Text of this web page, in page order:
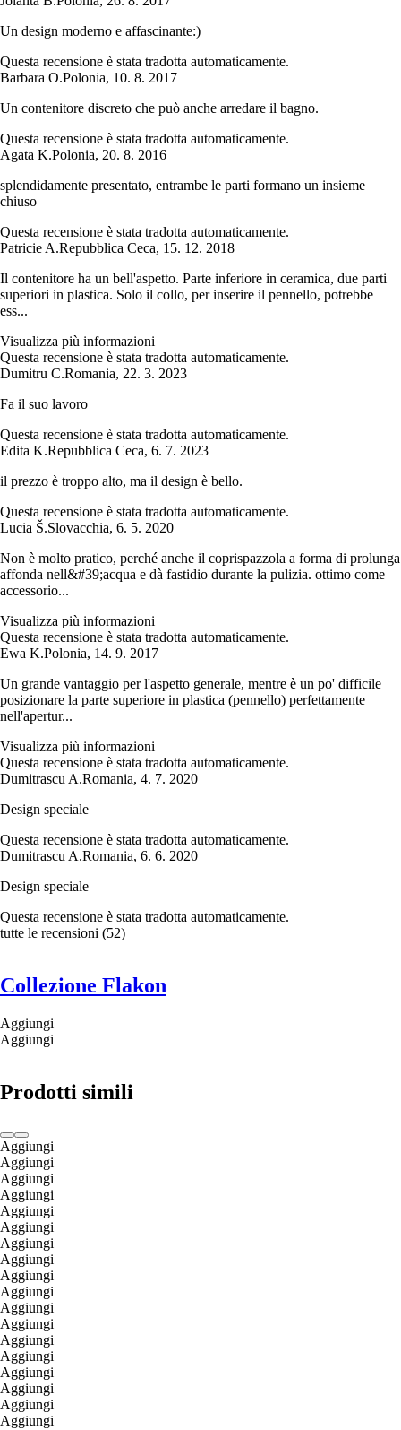
Un design moderno e affascinante:)
Questa recensione è stata tradotta automaticamente.
Barbara O.Polonia, 10. 8. 2017
Un contenitore discreto che può anche arredare il bagno.
Questa recensione è stata tradotta automaticamente.
Agata K.Polonia, 20. 8. 2016
splendidamente presentato, entrambe le parti formano un insieme
chiuso
Questa recensione è stata tradotta automaticamente.
Patricie A.Repubblica Ceca, 15. 12. 2018
Il contenitore ha un bell'aspetto. Parte inferiore in ceramica, due parti
superiori in plastica. Solo il collo, per inserire il pennello, potrebbe
ess...
Visualizza più informazioni
Questa recensione è stata tradotta automaticamente.
Dumitru C.Romania, 22. 3. 2023
Fa il suo lavoro
Questa recensione è stata tradotta automaticamente.
Edita K.Repubblica Ceca, 6. 7. 2023
il prezzo è troppo alto, ma il design è bello.
Questa recensione è stata tradotta automaticamente.
Lucia Š.Slovacchia, 6. 5. 2020
Non è molto pratico, perché anche il coprispazzola a forma di prolunga
affonda nell&#39;acqua e dà fastidio durante la pulizia. ottimo come
accessorio...
Visualizza più informazioni
Questa recensione è stata tradotta automaticamente.
Ewa K.Polonia, 14. 9. 2017
Un grande vantaggio per l'aspetto generale, mentre è un po' difficile
posizionare la parte superiore in plastica (pennello) perfettamente
nell'apertur...
Visualizza più informazioni
Questa recensione è stata tradotta automaticamente.
Dumitrascu A.Romania, 4. 7. 2020
Design speciale
Questa recensione è stata tradotta automaticamente.
Dumitrascu A.Romania, 6. 6. 2020
Design speciale
Questa recensione è stata tradotta automaticamente.
tutte le recensioni (52)
Collezione Flakon
Aggiungi
Aggiungi
Prodotti simili
Aggiungi
Aggiungi
Aggiungi
Aggiungi
Aggiungi
Aggiungi
Aggiungi
Aggiungi
Aggiungi
Aggiungi
Aggiungi
Aggiungi
Aggiungi
Aggiungi
Aggiungi
Aggiungi
Aggiungi
Aggiungi